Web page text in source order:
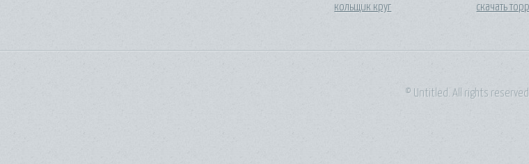
кольщик круг
скачать
© Untitled. All rights